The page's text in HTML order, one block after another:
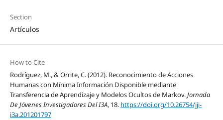
Section
Artículos
How to Cite
Rodríguez, M., & Orrite, C. (2012). Reconocimiento de Acciones
Humanas con Mínima Información Disponible mediante
Transferencia de Aprendizaje y Modelos Ocultos de Markov.Jornada
De Jóvenes Investigadores Del I3A, 18. https://doi.org/10.26754/jji-
i3a.201201797